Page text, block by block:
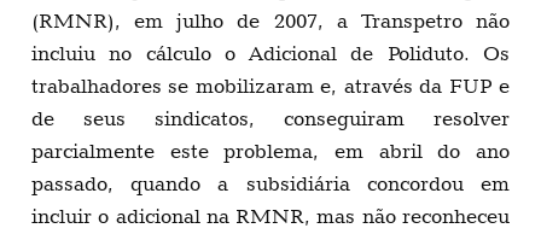
(RMNR), em julho de 2007, a Transpetro não
incluiu no cálculo o Adicional de Poliduto. Os
trabalhadores se mobilizaram e, através da FUP e
de seus sindicatos, conseguiram resolver
parcialmente este problema, em abril do ano
passado, quando a subsidiária concordou em
incluir o adicional na RMNR, mas não reconheceu